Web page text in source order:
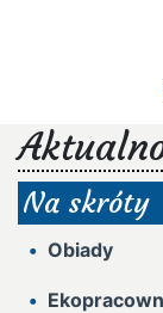
Na skróty
Obiady